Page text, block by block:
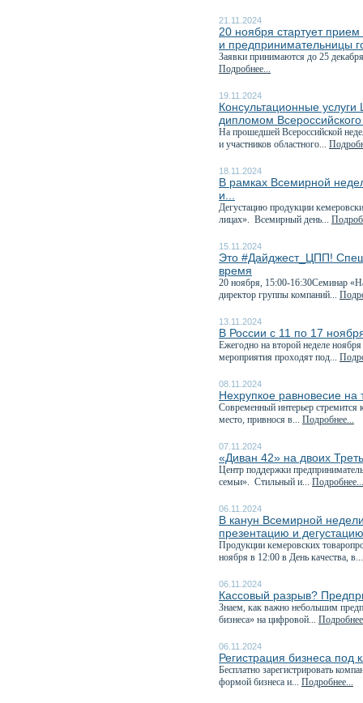
21.11.2024
20 ноября стартует
и предпринимательницы
Заявки принимаются до 25
Подробнее...
19.11.2024
Консультационные
дипломом
На прошедшей Всероссийской
и участников областного...
18.11.2024
В рамках Всемирной
и...
Дегустацию продукции
лицах». Всемирный день...
15.11.2024
Это #Дайджест_ЦПП!
время
20 ноября, 15:00-16:30Семинар
директор группы компаний...
13.11.2024
В России с 11 по 17
Ежегодно на второй неделе
мероприятия проходят под...
08.11.2024
Нехрупкое равновесие
Современный интерьер стремится
место, привнося в... Подробнее...
07.11.2024
«Диван 42» на двоих
Центр поддержки
семьи». Стильный и... Подробнее...
06.11.2024
В канун Всемирной
презентацию и
Продукции кемеровских
ноября в 12:00 в День качества,
06.11.2024
Кассовый разрыв?
Знаем, как важно небольшим
бизнеса» на цифровой...
06.11.2024
Регистрация бизнеса под
Бесплатно зарегистрировать
формой бизнеса и... Подробнее...